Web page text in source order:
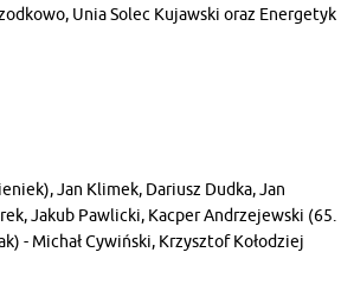
Unia Solec Kujawski oraz Energetyk
Jan Klimek, Dariusz Dudka, Jan
Jakub Pawlicki, Kacper Andrzejewski (65.
- Michał Cywiński, Krzysztof Kołodziej